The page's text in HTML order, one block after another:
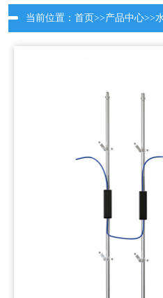
当前位置： 首页>>产品中心>>